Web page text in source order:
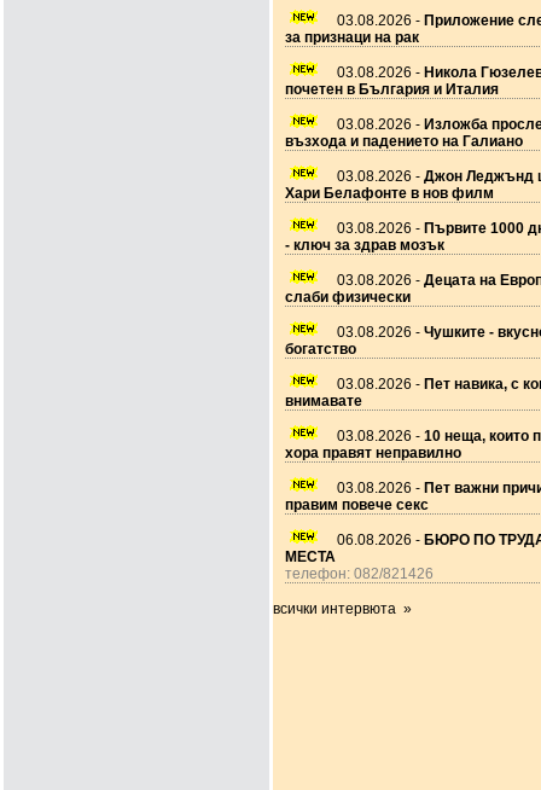
03.08.2026 - Приложение
за признаци на рак
03.08.2026 - Никола
почетен в България и Италия
03.08.2026 - Изложба
възхода и падението на Галиано
03.08.2026 - Джон Леджънд
Хари Белафонте в нов филм
03.08.2026 - Първите 1000
- ключ за здрав мозък
03.08.2026 - Децата на
слаби физически
03.08.2026 - Чушките -
богатство
03.08.2026 - Пет навика, с
внимавате
03.08.2026 - 10 неща, които
хора правят неправилно
03.08.2026 - Пет важни
правим повече секс
06.08.2026 - БЮРО ПО
МЕСТА
телефон: 082/821426
всички интервюта »